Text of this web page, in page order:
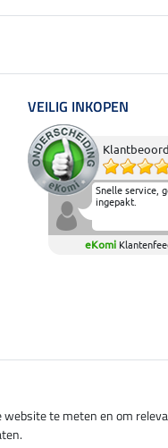
VEILIG INKOPEN
Snelle service,
ingepakt.
eKomi
website te meten en om